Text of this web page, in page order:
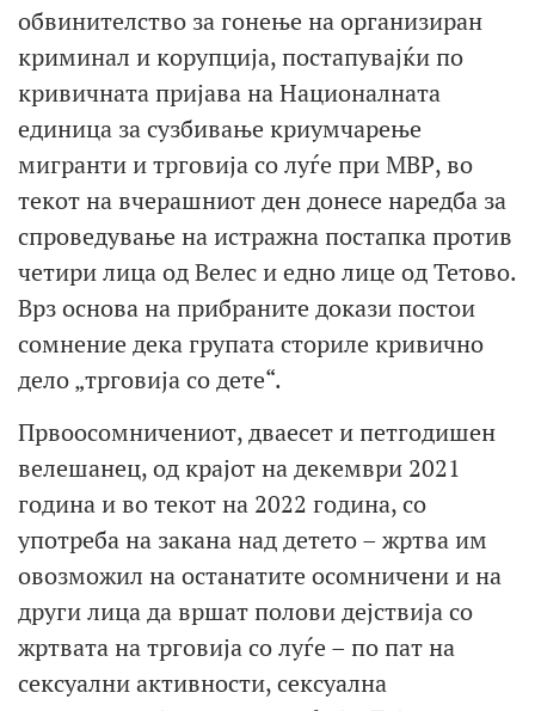
обвинителство за гонење на организиран
криминал и корупција, постапувајќи по
кривичната пријава на Националната
единица за сузбивање криумчарење
мигранти и трговија со луѓе при МВР, во
текот на вчерашниот ден донесе наредба за
спроведување на истражна постапка против
четири лица од Велес и едно лице од Тетово.
Врз основа на прибраните докази постои
сомнение дека групата сториле кривично
дело „трговија со дете“.
Првоосомничениот, дваесет и петгодишен
велешанец, од крајот на декември 2021
година и во текот на 2022 година, со
употреба на закана над детето – жртва им
овозможил на останатите осомничени и на
други лица да вршат полови дејствија со
жртвата на трговија со луѓе – по пат на
сексуални активности, сексуална